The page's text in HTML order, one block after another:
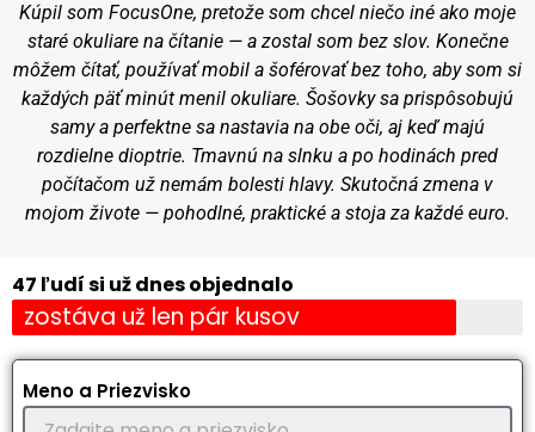
Kúpil som FocusOne, pretože som chcel niečo iné ako moje
staré okuliare na čítanie — a zostal som bez slov. Konečne
môžem čítať, používať mobil a šoférovať bez toho, aby som si
každých päť minút menil okuliare. Šošovky sa prispôsobujú
samy a perfektne sa nastavia na obe oči, aj keď majú
rozdielne dioptrie. Tmavnú na slnku a po hodinách pred
počítačom už nemám bolesti hlavy. Skutočná zmena v
mojom živote — pohodlné, praktické a stoja za každé euro.
47 ľudí si už dnes objednalo
zostáva už len pár kusov
Meno a Priezvisko